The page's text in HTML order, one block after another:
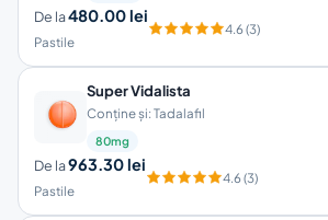
De la480.00 lei
Pastile
4.6 (3)
Super Vidalista
Conține și: Tadalafil
80mg
De la963.30 lei
Pastile
4.6 (3)